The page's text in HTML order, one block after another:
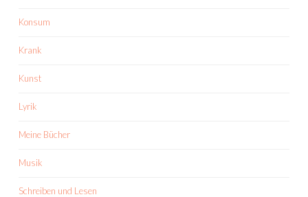
Konsum
Krank
Kunst
Lyrik
Meine Bücher
Musik
Schreiben und Lesen